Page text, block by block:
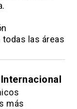
todas las áreas
más